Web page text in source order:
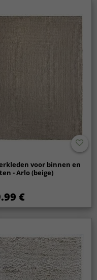
voor binnen en
- Arlo (beige)
€